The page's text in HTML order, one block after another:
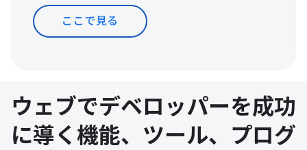
ここで見る
ウェブでデベロッパーを成功
に導く機能、ツール、プログ